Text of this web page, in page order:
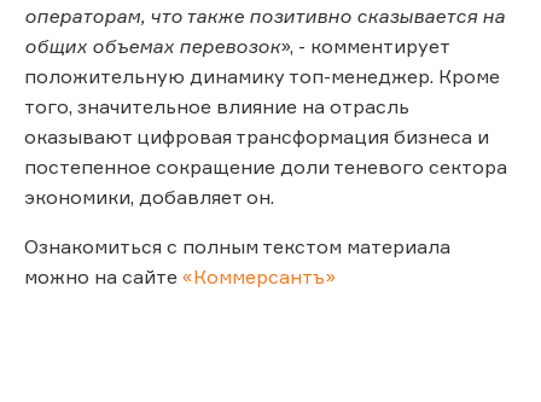
операторам, что также позитивно сказывается на
общих объемах перевозок», - комментирует
положительную динамику топ-менеджер. Кроме
того, значительное влияние на отрасль
оказывают цифровая трансформация бизнеса и
постепенное сокращение доли теневого сектора
экономики, добавляет он.
Ознакомиться с полным текстом материала
можно на сайте «Коммерсантъ»